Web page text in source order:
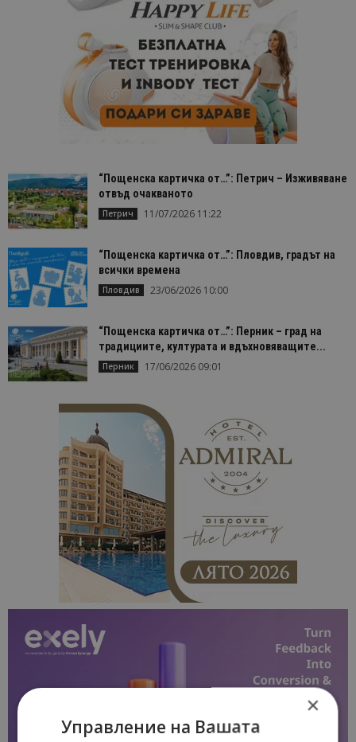
“Пощенска картичка от…”: Петрич – Изживяване
отвъд очакваното
Петрич 11/07/2026 11:22
“Пощенска картичка от…”: Пловдив, градът на
всички времена
Пловдив 23/06/2026 10:00
“Пощенска картичка от…”: Перник – град на
традициите, културата и вдъхновяващите...
Перник 17/06/2026 09:01
×
Управление на Вашата